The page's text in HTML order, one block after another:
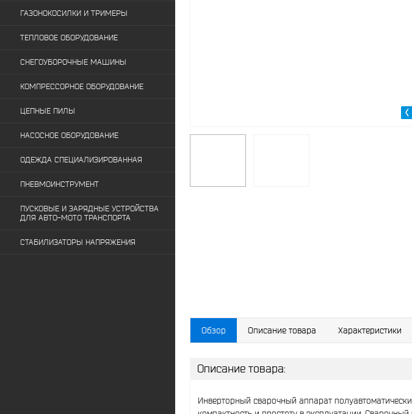
ГАЗОНОКОСИЛКИ И ТРИМЕРЫ
ТЕПЛОВОЕ ОБОРУДОВАНИЕ
СНЕГОУБОРОЧНЫЕ МАШИНЫ
КОМПРЕССОРНОЕ ОБОРУДОВАНИЕ
ЦЕПНЫЕ ПИЛЫ
НАСОСНОЕ ОБОРУДОВАНИЕ
ОДЕЖДА СПЕЦИАЛИЗИРОВАННАЯ
ПНЕВМОИНСТРУМЕНТ
ПУСКОВЫЕ И ЗАРЯДНЫЕ УСТРОЙСТВА
ДЛЯ АВТО-МОТО ТРАНСПОРТА
СТАБИЛИЗАТОРЫ НАПРЯЖЕНИЯ
Обзор Описание товара Характеристики
Описание товара:
Инверторный сварочный аппарат